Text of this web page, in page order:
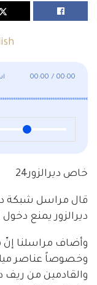
00:00 / 00:00
خاص ديرالزور24
ديرالزور يمنع
وأضاف مراسلنا
وخصوصاً عناصر
والقادمين من ريف